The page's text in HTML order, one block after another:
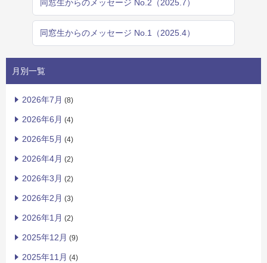
同窓生からのメッセージ No.2（2025.7）
同窓生からのメッセージ No.1（2025.4）
月別一覧
2026年7月 (8)
2026年6月 (4)
2026年5月 (4)
2026年4月 (2)
2026年3月 (2)
2026年2月 (3)
2026年1月 (2)
2025年12月 (9)
2025年11月 (4)